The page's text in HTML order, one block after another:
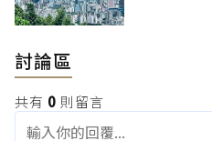
討論區
共有 0 則留言